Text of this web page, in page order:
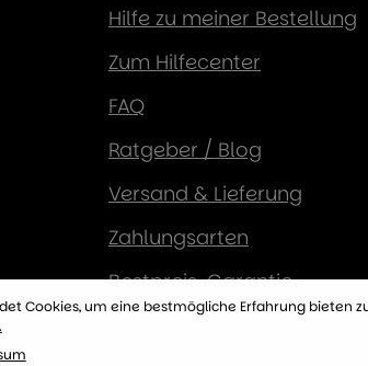
Hilfe zu meiner Bestellung
Zum Hilfecenter
FAQ
Ratgeber / Blog
Versand & Lieferung
Zahlungsarten
Bestpreis-Garantie
Cookies, um eine bestmögliche Erfahrung bieten